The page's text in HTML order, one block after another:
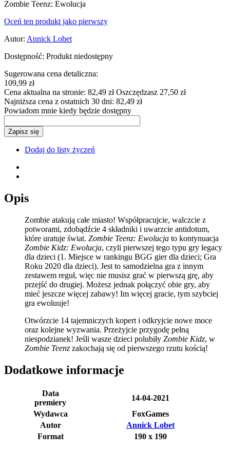
Zombie Teenz: Ewolucja
Oceń ten produkt jako pierwszy
Autor: Annick Lobet
Dostępność: Produkt niedostępny
Sugerowana cena detaliczna:
109,99 zł
Cena aktualna na stronie: 82,49 złOszczędzasz 27,50 zł
Najniższa cena z ostatnich 30 dni: 82,49 zł
Powiadom mnie kiedy będzie dostępny
Zapisz się
Dodaj do listy życzeń
Opis
Zombie atakują całe miasto! Współpracujcie, walczcie z
potworami, zdobądźcie 4 składniki i uwarzcie antidotum,
które uratuje świat. Zombie Teenz: Ewolucja to kontynuacja
Zombie Kidz: Ewolucja, czyli pierwszej tego typu gry legacy
dla dzieci (1. Miejsce w rankingu BGG gier dla dzieci; Gra
Roku 2020 dla dzieci). Jest to samodzielna gra z innym
zestawem reguł, więc nie musisz grać w pierwszą grę, aby
przejść do drugiej. Możesz jednak połączyć obie gry, aby
mieć jeszcze więcej zabawy! Im więcej gracie, tym szybciej
gra ewoluuje!
Otwórzcie 14 tajemniczych kopert i odkryjcie nowe moce
oraz kolejne wyzwania. Przeżyjcie przygodę pełną
niespodzianek! Jeśli wasze dzieci polubiły Zombie Kidz, w
Zombie Teenz zakochają się od pierwszego rzutu kością!
Dodatkowe informacje
Data
premiery
14-04-2021
Wydawca
FoxGames
Autor
Annick Lobet
Format
190 x 190